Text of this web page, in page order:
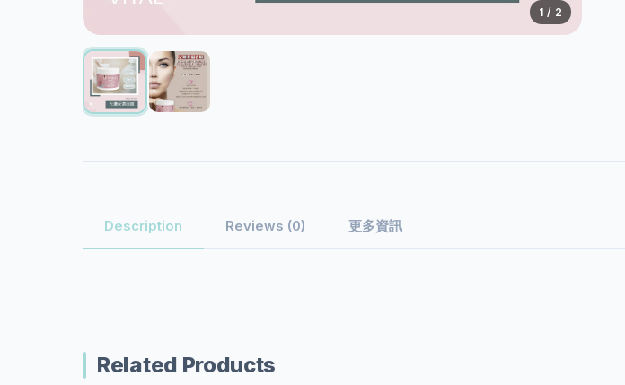
1 / 2
Description Reviews (0) 更多資訊
Related Products